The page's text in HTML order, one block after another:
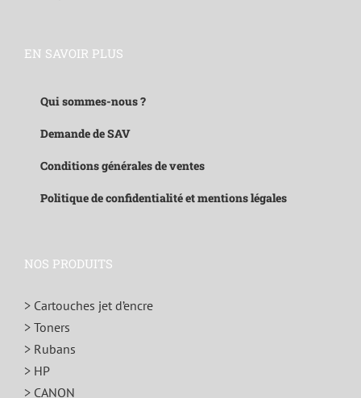
EN SAVOIR PLUS
Qui sommes-nous ?
Demande de SAV
Conditions générales de ventes
Politique de confidentialité et mentions légales
NOS PRODUITS
> Cartouches jet d’encre
> Toners
> Rubans
> HP
> CANON